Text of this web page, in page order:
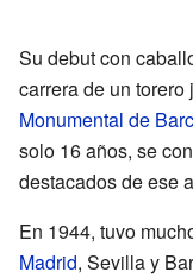
Su debut con
carrera de un
Monumental de
solo 16 años, se
destacados de ese
En 1944, tuvo
Madrid, Sevilla y